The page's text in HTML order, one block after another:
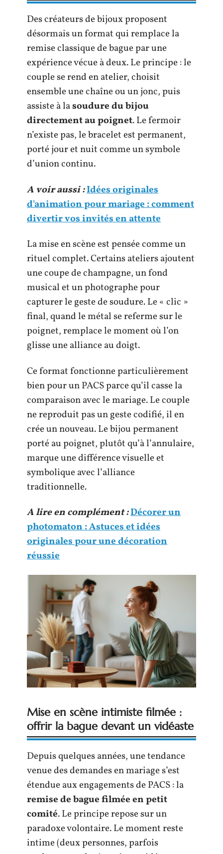
Des créateurs de bijoux proposent
désormais un format qui remplace la
remise classique de bague par une
expérience vécue à deux. Le principe : le
couple se rend en atelier, choisit
ensemble une chaîne ou un jonc, puis
assiste à lasoudure du bijou
directement au poignet. Le fermoir
n’existe pas, le bracelet est permanent,
porté jour et nuit comme un symbole
d’union continu.
A voir aussi :Idées originales
d'animation pour mariage : comment
divertir vos invités en attente
La mise en scène est pensée comme un
rituel complet. Certains ateliers ajoutent
une coupe de champagne, un fond
musical et un photographe pour
capturer le geste de soudure. Le « clic »
final, quand le métal se referme sur le
poignet, remplace le moment où l’on
glisse une alliance au doigt.
Ce format fonctionne particulièrement
bien pour un PACS parce qu’il casse la
comparaison avec le mariage. Le couple
ne reproduit pas un geste codifié, il en
crée un nouveau. Le bijou permanent
porté au poignet, plutôt qu’à l’annulaire,
marque une différence visuelle et
symbolique avec l’alliance
traditionnelle.
A lire en complément :Décorer un
photomaton : Astuces et idées
originales pour une décoration
réussie
Mise en scène intimiste filmée :
offrir la bague devant un vidéaste
Depuis quelques années, une tendance
venue des demandes en mariage s’est
étendue aux engagements de PACS : la
remise de bague filmée en petit
comité. Le principe repose sur un
paradoxe volontaire. Le moment reste
intime (deux personnes, parfois